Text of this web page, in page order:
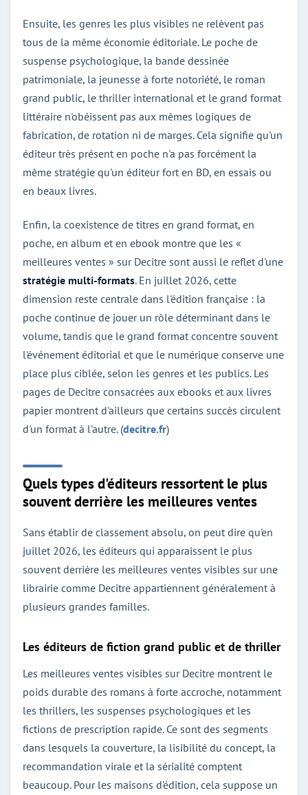
Ensuite, les genres les plus visibles ne relèvent pas
tous de la même économie éditoriale. Le poche de
suspense psychologique, la bande dessinée
patrimoniale, la jeunesse à forte notoriété, le roman
grand public, le thriller international et le grand format
littéraire n'obéissent pas aux mêmes logiques de
fabrication, de rotation ni de marges. Cela signifie qu'un
éditeur très présent en poche n'a pas forcément la
même stratégie qu'un éditeur fort en BD, en essais ou
en beaux livres.
Enfin, la coexistence de titres en grand format, en
poche, en album et en ebook montre que les «
meilleures ventes » sur Decitre sont aussi le reflet d'une
stratégie multi-formats. En juillet 2026, cette
dimension reste centrale dans l'édition française : la
poche continue de jouer un rôle déterminant dans le
volume, tandis que le grand format concentre souvent
l'événement éditorial et que le numérique conserve une
place plus ciblée, selon les genres et les publics. Les
pages de Decitre consacrées aux ebooks et aux livres
papier montrent d'ailleurs que certains succès circulent
d'un format à l'autre. (decitre.fr)
Quels types d'éditeurs ressortent le plus
souvent derrière les meilleures ventes
Sans établir de classement absolu, on peut dire qu'en
juillet 2026, les éditeurs qui apparaissent le plus
souvent derrière les meilleures ventes visibles sur une
librairie comme Decitre appartiennent généralement à
plusieurs grandes familles.
Les éditeurs de fiction grand public et de thriller
Les meilleures ventes visibles sur Decitre montrent le
poids durable des romans à forte accroche, notamment
les thrillers, les suspenses psychologiques et les
fictions de prescription rapide. Ce sont des segments
dans lesquels la couverture, la lisibilité du concept, la
recommandation virale et la sérialité comptent
beaucoup. Pour les maisons d'édition, cela suppose un